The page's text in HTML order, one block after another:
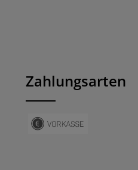
Zahlungsarten